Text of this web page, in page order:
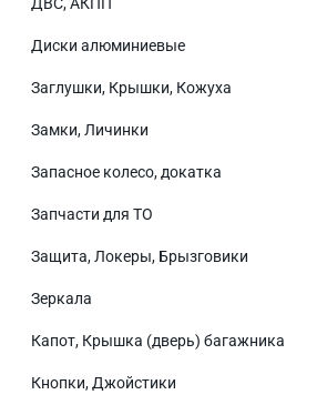
Диски алюминиевые
Заглушки, Крышки, Кожуха
Замки, Личинки
Запасное колесо, докатка
Запчасти для ТО
Защита, Локеры, Брызговики
Зеркала
Капот, Крышка (дверь) багажника
Кнопки, Джойстики